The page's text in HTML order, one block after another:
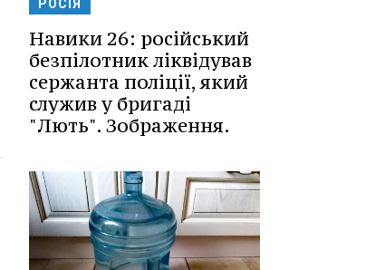
РОСІЯ
Навики 26: російський
безпілотник ліквідував
сержанта поліції, який
служив у бригаді
"Лють". Зображення.